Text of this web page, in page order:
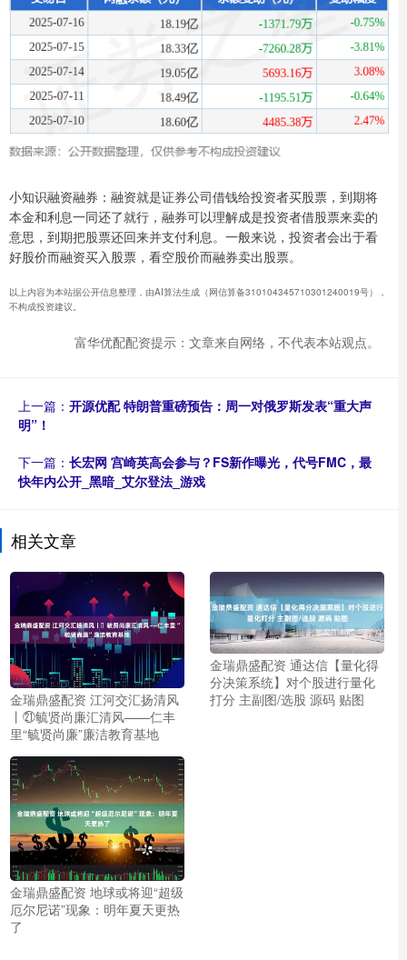
小知识融资融券：融资就是证券公司借钱给投资者买股票，到期将
本金和利息一同还了就行，融券可以理解成是投资者借股票来卖的
意思，到期把股票还回来并支付利息。一般来说，投资者会出于看
好股价而融资买入股票，看空股价而融券卖出股票。
以上内容为本站据公开信息整理，由AI算法生成（网信算备310104345710301240019号），
不构成投资建议。
富华优配配资提示：文章来自网络，不代表本站观点。
上一篇： 开源优配 特朗普重磅预告：周一对俄罗斯发表“重大声
明”！
下一篇： 长宏网 宫崎英高会参与？FS新作曝光，代号FMC，最
快年内公开_黑暗_艾尔登法_游戏
相关文章
金瑞鼎盛配资 江河交汇扬清风
丨㉑毓贤尚廉汇清风——仁丰
里“毓贤尚廉”廉洁教育基地
金瑞鼎盛配资 通达信【量化得
分决策系统】对个股进行量化
打分 主副图/选股 源码 贴图
金瑞鼎盛配资 地球或将迎“超级
厄尔尼诺”现象：明年夏天更热
了